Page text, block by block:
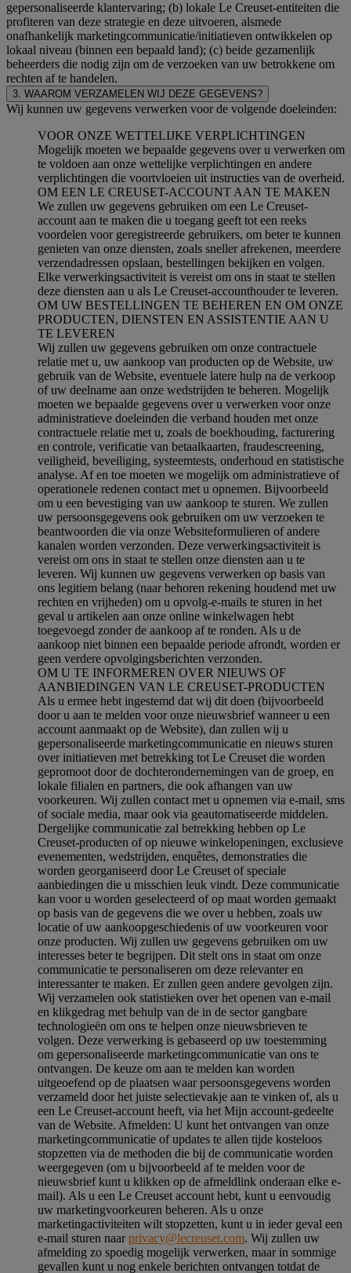
gepersonaliseerde klantervaring; (b) lokale Le Creuset-entiteiten die
profiteren van deze strategie en deze uitvoeren, alsmede
onafhankelijk marketingcommunicatie/initiatieven ontwikkelen op
lokaal niveau (binnen een bepaald land); (c) beide gezamenlijk
beheerders die nodig zijn om de verzoeken van uw betrokkene om
rechten af te handelen.
3. WAAROM VERZAMELEN WIJ DEZE GEGEVENS?
Wij kunnen uw gegevens verwerken voor de volgende doeleinden:
VOOR ONZE WETTELIJKE VERPLICHTINGEN
Mogelijk moeten we bepaalde gegevens over u verwerken om
te voldoen aan onze wettelijke verplichtingen en andere
verplichtingen die voortvloeien uit instructies van de overheid.
OM EEN LE CREUSET-ACCOUNT AAN TE MAKEN
We zullen uw gegevens gebruiken om een Le Creuset-
account aan te maken die u toegang geeft tot een reeks
voordelen voor geregistreerde gebruikers, om beter te kunnen
genieten van onze diensten, zoals sneller afrekenen, meerdere
verzendadressen opslaan, bestellingen bekijken en volgen.
Elke verwerkingsactiviteit is vereist om ons in staat te stellen
deze diensten aan u als Le Creuset-accounthouder te leveren.
OM UW BESTELLINGEN TE BEHEREN EN OM ONZE
PRODUCTEN, DIENSTEN EN ASSISTENTIE AAN U
TE LEVEREN
Wij zullen uw gegevens gebruiken om onze contractuele
relatie met u, uw aankoop van producten op de Website, uw
gebruik van de Website, eventuele latere hulp na de verkoop
of uw deelname aan onze wedstrijden te beheren. Mogelijk
moeten we bepaalde gegevens over u verwerken voor onze
administratieve doeleinden die verband houden met onze
contractuele relatie met u, zoals de boekhouding, facturering
en controle, verificatie van betaalkaarten, fraudescreening,
veiligheid, beveiliging, systeemtests, onderhoud en statistische
analyse. Af en toe moeten we mogelijk om administratieve of
operationele redenen contact met u opnemen. Bijvoorbeeld
om u een bevestiging van uw aankoop te sturen. We zullen
uw persoonsgegevens ook gebruiken om uw verzoeken te
beantwoorden die via onze Websiteformulieren of andere
kanalen worden verzonden. Deze verwerkingsactiviteit is
vereist om ons in staat te stellen onze diensten aan u te
leveren. Wij kunnen uw gegevens verwerken op basis van
ons legitiem belang (naar behoren rekening houdend met uw
rechten en vrijheden) om u opvolg-e-mails te sturen in het
geval u artikelen aan onze online winkelwagen hebt
toegevoegd zonder de aankoop af te ronden. Als u de
aankoop niet binnen een bepaalde periode afrondt, worden er
geen verdere opvolgingsberichten verzonden.
OM U TE INFORMEREN OVER NIEUWS OF
AANBIEDINGEN VAN LE CREUSET-PRODUCTEN
Als u ermee hebt ingestemd dat wij dit doen (bijvoorbeeld
door u aan te melden voor onze nieuwsbrief wanneer u een
account aanmaakt op de Website), dan zullen wij u
gepersonaliseerde marketingcommunicatie en nieuws sturen
over initiatieven met betrekking tot Le Creuset die worden
gepromoot door de dochterondernemingen van de groep, en
lokale filialen en partners, die ook afhangen van uw
voorkeuren. Wij zullen contact met u opnemen via e-mail, sms
of sociale media, maar ook via geautomatiseerde middelen.
Dergelijke communicatie zal betrekking hebben op Le
Creuset-producten of op nieuwe winkelopeningen, exclusieve
evenementen, wedstrijden, enquêtes, demonstraties die
worden georganiseerd door Le Creuset of speciale
aanbiedingen die u misschien leuk vindt. Deze communicatie
kan voor u worden geselecteerd of op maat worden gemaakt
op basis van de gegevens die we over u hebben, zoals uw
locatie of uw aankoopgeschiedenis of uw voorkeuren voor
onze producten. Wij zullen uw gegevens gebruiken om uw
interesses beter te begrijpen. Dit stelt ons in staat om onze
communicatie te personaliseren om deze relevanter en
interessanter te maken. Er zullen geen andere gevolgen zijn.
Wij verzamelen ook statistieken over het openen van e-mail
en klikgedrag met behulp van de in de sector gangbare
technologieën om ons te helpen onze nieuwsbrieven te
volgen. Deze verwerking is gebaseerd op uw toestemming
om gepersonaliseerde marketingcommunicatie van ons te
ontvangen. De keuze om aan te melden kan worden
uitgeoefend op de plaatsen waar persoonsgegevens worden
verzameld door het juiste selectievakje aan te vinken of, als u
een Le Creuset-account heeft, via het Mijn account-gedeelte
van de Website. Afmelden: U kunt het ontvangen van onze
marketingcommunicatie of updates te allen tijde kosteloos
stopzetten via de methoden die bij de communicatie worden
weergegeven (om u bijvoorbeeld af te melden voor de
nieuwsbrief kunt u klikken op de afmeldlink onderaan elke e-
mail). Als u een Le Creuset account hebt, kunt u eenvoudig
uw marketingvoorkeuren beheren. Als u onze
marketingactiviteiten wilt stopzetten, kunt u in ieder geval een
e-mail sturen naarprivacy@lecreuset.com. Wij zullen uw
afmelding zo spoedig mogelijk verwerken, maar in sommige
gevallen kunt u nog enkele berichten ontvangen totdat de